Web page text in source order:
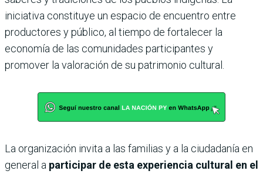
iniciativa constituye un espacio de encuentro entre
productores y público, al tiempo de fortalecer la
economía de las comunidades participantes y
promover la valoración de su patrimonio cultural.
La organización invita a las familias y a la ciudadanía en
general a participar de esta experiencia cultural en el